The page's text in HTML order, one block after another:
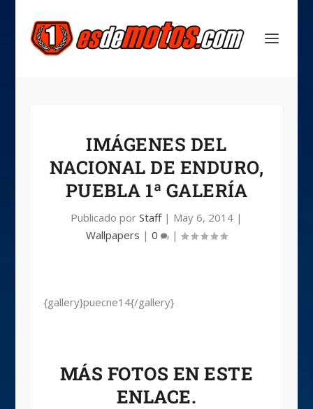
IMÁGENES DEL
NACIONAL DE ENDURO,
PUEBLA 1ª GALERÍA
Publicado por Staff| May 6, 2014|
Wallpapers | 0 |
{gallery}puecne14{/gallery}
MÁS FOTOS EN ESTE
ENLACE.